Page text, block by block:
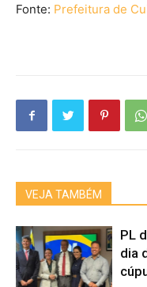
Fonte: Prefeitura de
VEJA TAMBÉM
PL
dia